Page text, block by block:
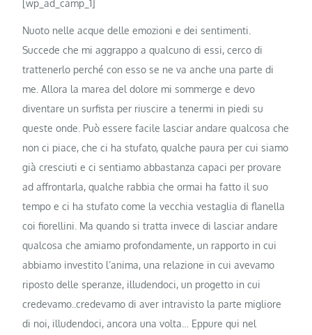
[wp_ad_camp_1]
Nuoto nelle acque delle emozioni e dei sentimenti.
Succede che mi aggrappo a qualcuno di essi, cerco di
trattenerlo perché con esso se ne va anche una parte di
me. Allora la marea del dolore mi sommerge e devo
diventare un surfista per riuscire a tenermi in piedi su
queste onde. Può essere facile lasciar andare qualcosa che
non ci piace, che ci ha stufato, qualche paura per cui siamo
già cresciuti e ci sentiamo abbastanza capaci per provare
ad affrontarla, qualche rabbia che ormai ha fatto il suo
tempo e ci ha stufato come la vecchia vestaglia di flanella
coi fiorellini. Ma quando si tratta invece di lasciar andare
qualcosa che amiamo profondamente, un rapporto in cui
abbiamo investito l’anima, una relazione in cui avevamo
riposto delle speranze, illudendoci, un progetto in cui
credevamo..credevamo di aver intravisto la parte migliore
di noi, illudendoci, ancora una volta… Eppure qui nel